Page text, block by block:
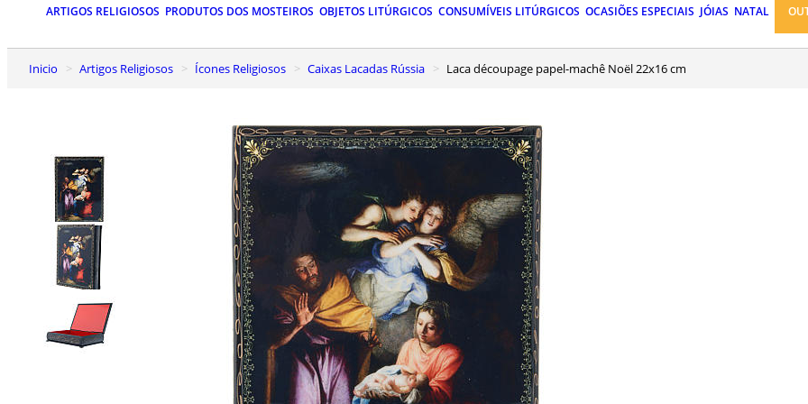
ARTIGOS RELIGIOSOS PRODUTOS DOS MOSTEIROS OBJETOS LITÚRGICOS CONSUMÍVEIS LITÚRGICOS OCASIÕES ESPECIAIS JÓIAS NATAL
Inicio Artigos Religiosos Ícones Religiosos Caixas Lacadas Rússia Laca découpage papel-machê Noël 22x16 cm